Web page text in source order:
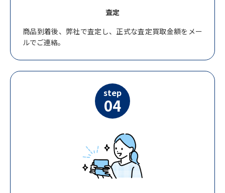
査定
商品到着後、弊社で査定し、正式な査定買取金額をメー
ルでご連絡。
step
04